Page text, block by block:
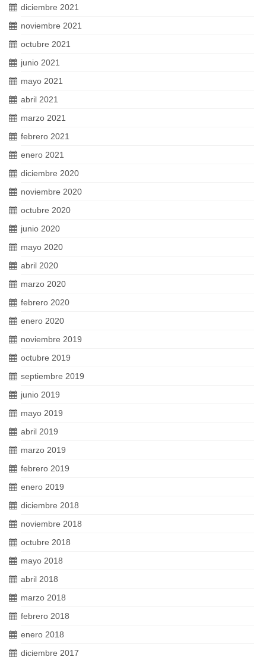
diciembre 2021
noviembre 2021
octubre 2021
junio 2021
mayo 2021
abril 2021
marzo 2021
febrero 2021
enero 2021
diciembre 2020
noviembre 2020
octubre 2020
junio 2020
mayo 2020
abril 2020
marzo 2020
febrero 2020
enero 2020
noviembre 2019
octubre 2019
septiembre 2019
junio 2019
mayo 2019
abril 2019
marzo 2019
febrero 2019
enero 2019
diciembre 2018
noviembre 2018
octubre 2018
mayo 2018
abril 2018
marzo 2018
febrero 2018
enero 2018
diciembre 2017